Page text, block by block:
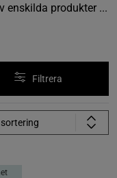
enskilda produkter ...
Filtrera